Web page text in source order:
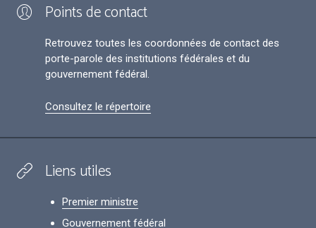
Points de contact
Retrouvez toutes les coordonnées de contact des
porte-parole des institutions fédérales et du
gouvernement fédéral.
Consultez le répertoire
Liens utiles
Premier ministre
Gouvernement fédéral